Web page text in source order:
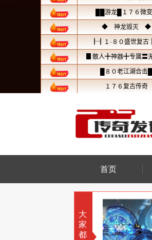
首页
大
家
都